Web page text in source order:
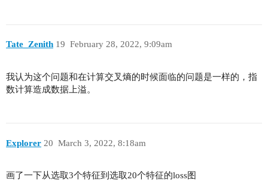
Tate_Zenith February 28, 2022, 9:09am
19
我认为这个问题和在计算交叉熵的时候面临的问题是一样的，指
数计算造成数据上溢。
Explorer March 3, 2022, 8:18am
20
画了一下从选取3个特征到选取20个特征的loss图